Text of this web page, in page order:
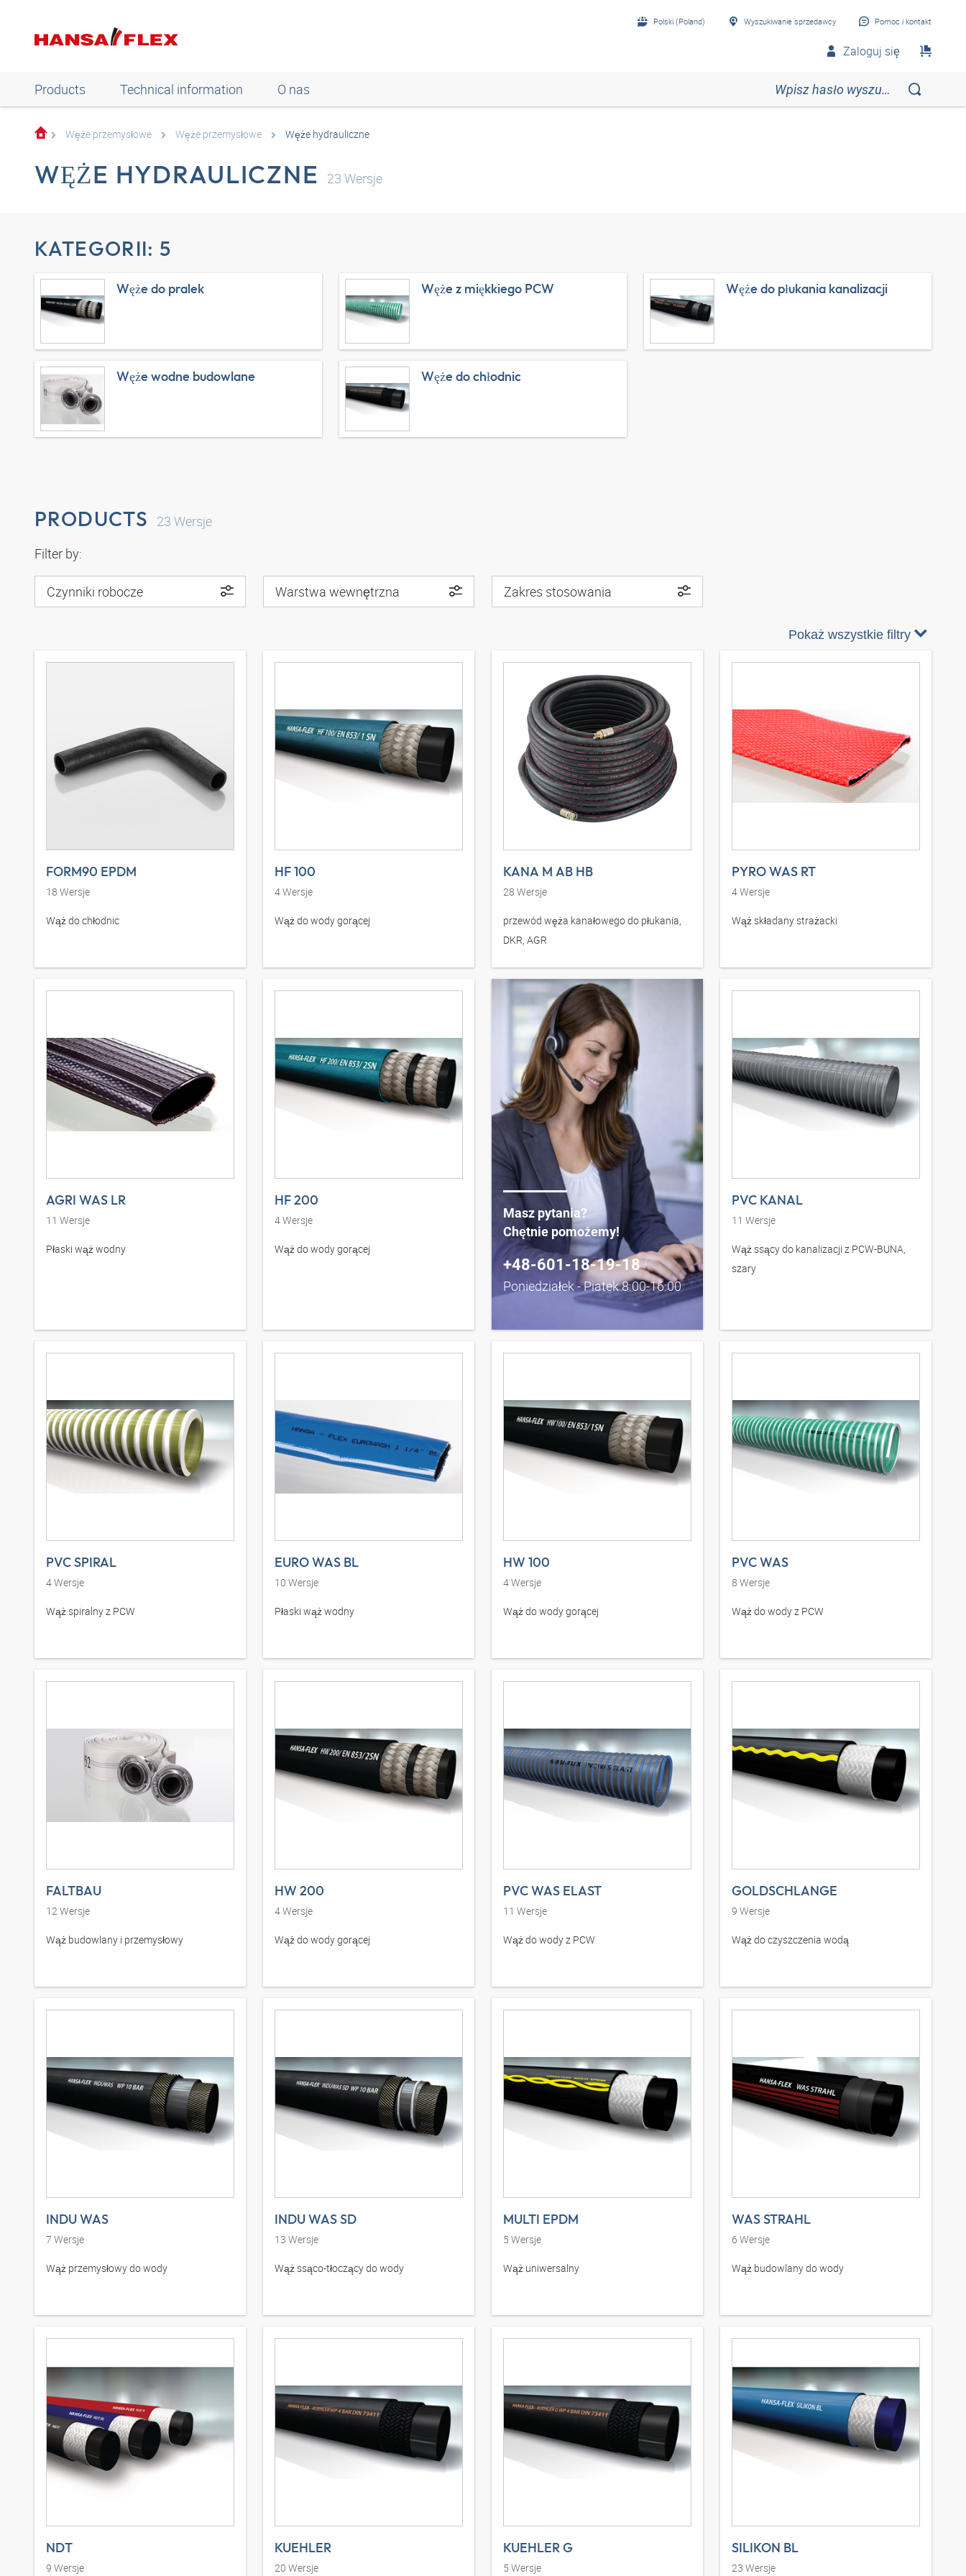
Polski (Poland) Wyszukiwanie sprzedawcy Pomoc i kontakt
Zaloguj się
Products Technical information O nas
Węże przemysłowe Węże przemysłowe Węże hydrauliczne
WĘŻE HYDRAULICZNE 23 Wersje
KATEGORII: 5
Węże do pralek Węże z miękkiego PCW Węże do płukania kanalizacji
Węże wodne budowlane Węże do chłodnic
PRODUCTS 23 Wersje
Filter by:
Czynniki robocze Warstwa wewnętrzna Zakres stosowania
Pokaż wszystkie filtry
FORM90 EPDM
18 Wersje
Wąż do chłodnic
HF 100
4Wersje
Wąż do wody gorącej
KANA M AB HB
28 Wersje
przewód węża kanałowego do płukania,
DKR, AGR
PYRO WAS RT
4Wersje
Wąż składany strażacki
AGRI WAS LR
11 Wersje
Płaski wąż wodny
HF 200
4Wersje
Wąż do wody gorącej
Masz pytania?
Chętnie pomożemy!
+48-601-18-19-18
Poniedziałek - Piatek 8:00-16:00
PVC KANAL
11 Wersje
Wąż ssący do kanalizacji z PCW-BUNA,
szary
PVC SPIRAL
4Wersje
Wąż spiralny z PCW
EURO WAS BL
10 Wersje
Płaski wąż wodny
HW 100
4Wersje
Wąż do wody gorącej
PVC WAS
8 Wersje
Wąż do wody z PCW
FALTBAU
12Wersje
Wąż budowlany i przemysłowy
HW 200
4Wersje
Wąż do wody gorącej
PVC WAS ELAST
11 Wersje
Wąż do wody z PCW
GOLDSCHLANGE
9 Wersje
Wąż do czyszczenia wodą
INDU WAS
7 Wersje
Wąż przemysłowy do wody
INDU WAS SD
13 Wersje
Wąż ssąco-tłoczący do wody
MULTI EPDM
5 Wersje
Wąż uniwersalny
WAS STRAHL
6 Wersje
Wąż budowlany do wody
NDT
9 Wersje
KUEHLER
20 Wersje
KUEHLER G
5 Wersje
SILIKON BL
23 Wersje